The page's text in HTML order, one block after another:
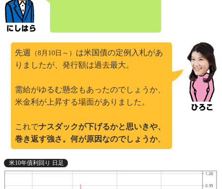
先週 （8月10日～） は米国債の定例入札があ
りましたが、発行額は過去最大。
需給がゆるむ懸念もあったのでしょうか、
米金利が上昇する場面がありました。
これでナスダックが下げるかと思いきや、
巻き返す強さ。何が原因なのでしょうか。
米10年債利回り 日足